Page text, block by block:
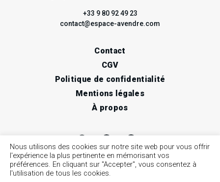
+33 9 80 92 49 23
contact@espace-avendre.com
Contact
CGV
Politique de confidentialité
Mentions légales
À propos
Nous utilisons des cookies sur notre site web pour vous offrir
l'expérience la plus pertinente en mémorisant vos
préférences. En cliquant sur "Accepter", vous consentez à
l'utilisation de tous les cookies.